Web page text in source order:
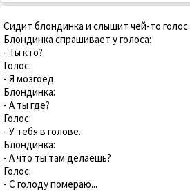
Сидит блондинка и слышит чей-то голос.
Блондинка спрашивает у голоса:
- Ты кто?
Голос:
- Я мозгоед.
Блондинка:
- А ты где?
Голос:
- У тебя в голове.
Блондинка:
- А что ты там делаешь?
Голос:
- С голоду помераю...